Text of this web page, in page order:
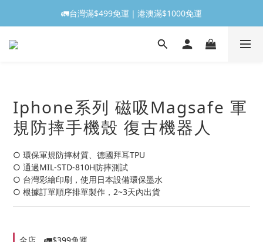
🚛台灣滿$499免運｜港澳滿$1000免運
Iphone系列 磁吸Magsafe 軍
規防摔手機殼 復古機器人
○ 環保軍規防摔材質、德國拜耳TPU
○ 通過MIL-STD-810H防摔測試
○ 台灣彩繪印刷，使用日本設備環保墨水
○ 根據訂單順序排單製作，2~3天內出貨